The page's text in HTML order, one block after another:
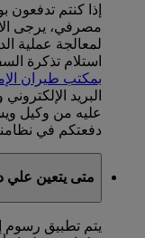
إذا كنتم
لمعالجة عملية
استلام تذكرة
بمكتب طيران
البريد
عليه من وكيل
دفعتكم في
متى يتعين علي
يتم تطبيق رسوم